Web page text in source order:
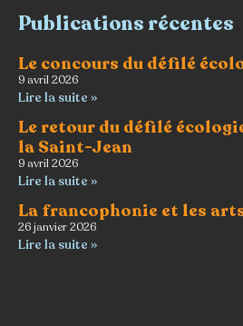
Publications récentes
Le concours du défilé
9 avril 2026
Lire la suite »
Le retour du défilé
la Saint-Jean
9 avril 2026
Lire la suite »
La francophonie et les
26 janvier 2026
Lire la suite »